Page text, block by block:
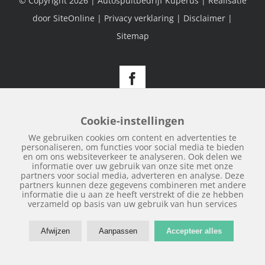
door SiteOnline | Privacy verklaring | Disclaimer |
Sitemap
Facebook
Cookie-instellingen
We gebruiken cookies om content en advertenties te
personaliseren, om functies voor social media te bieden
en om ons websiteverkeer te analyseren. Ook delen we
informatie over uw gebruik van onze site met onze
partners voor social media, adverteren en analyse. Deze
partners kunnen deze gegevens combineren met andere
informatie die u aan ze heeft verstrekt of die ze hebben
verzameld op basis van uw gebruik van hun services
Afwijzen Aanpassen Accepteer alles